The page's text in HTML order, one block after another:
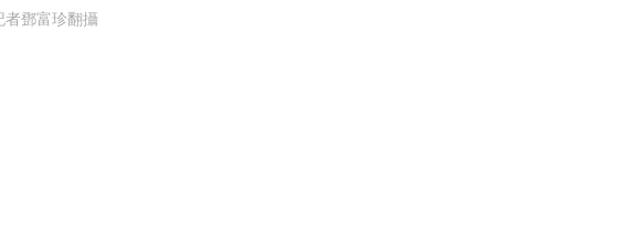
鄧富珍翻攝